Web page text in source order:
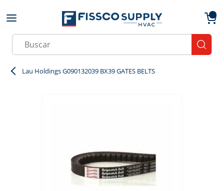
Skip to main content
Site Search
Lau Holdings G090132039 BX39 GATES BELTS